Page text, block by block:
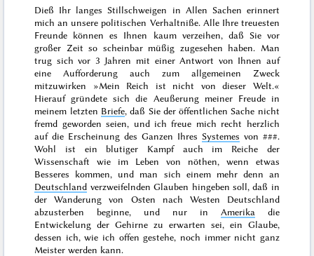
Dieß Ihr langes Stillschweigen in Allen Sachen erinnert
mich an unsere politischen Verhaltniße. Alle Ihre treuesten
Freunde können es Ihnen kaum verzeihen, daß Sie vor
großer Zeit so scheinbar müßig zugesehen haben. Man
trug sichvor 3 Jahren mit einer Antwort von Ihnen auf
eine Aufforderung auch zum allgemeinen Zweck
mitzuwirken »Mein Reich ist nicht von dieser Welt.«
Hierauf gründete sich die Aeußerung meiner Freude in
meinem letzten Briefe, daß Sie der öffentlichen Sache nicht
fremd geworden seien, und ich freue mich recht herzlich
auf die Erscheinung des Ganzen Ihres Systemes von ###.
Wohl ist ein blutiger Kampf auch im Reiche der
Wissenschaft wie im Leben von nöthen, wenn etwas
Besseres kommen, und man sich einem mehr denn an
Deutschland verzweifelnden Glauben hingeben soll, daß in
der Wanderung von Osten nach Westen Deutschland
abzusterben beginne, und nur in Amerika die
Entwickelung der Gehirne zu erwarten sei, ein Glaube,
dessen ich, wie ich offen gestehe, noch immer nicht ganz
Meister werden kann.